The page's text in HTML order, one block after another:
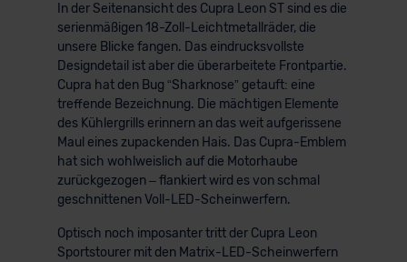
In der Seitenansicht des Cupra Leon ST sind es die
serienmäßigen 18-Zoll-Leichtmetallräder, die
unsere Blicke fangen. Das eindrucksvollste
Designdetail ist aber die überarbeitete Frontpartie.
Cupra hat den Bug “Sharknose” getauft: eine
treffende Bezeichnung. Die mächtigen Elemente
des Kühlergrills erinnern an das weit aufgerissene
Maul eines zupackenden Hais. Das Cupra-Emblem
hat sich wohlweislich auf die Motorhaube
zurückgezogen – flankiert wird es von schmal
geschnittenen Voll-LED-Scheinwerfern.
Optisch noch imposanter tritt der Cupra Leon
Sportstourer mit den Matrix-LED-Scheinwerfern